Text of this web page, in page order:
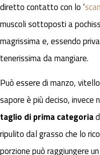
diretto contatto con lo ‘
muscoli sottoposti a
magrissima e, essendo
tenerissima da mangiare.
Può essere di manzo,
sapore è più deciso, invece
taglio di prima categoria
ripulito dal grasso che lo
porzione può raggiungere